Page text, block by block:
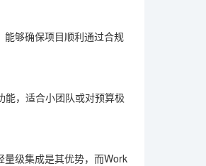
够确保项目顺利通过合规
能，适合小团队或对预算极
量级集成是其优势，而Work